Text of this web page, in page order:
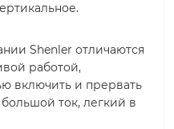
Shenler отличаются
работой,
включить и прервать
ток, легкий в